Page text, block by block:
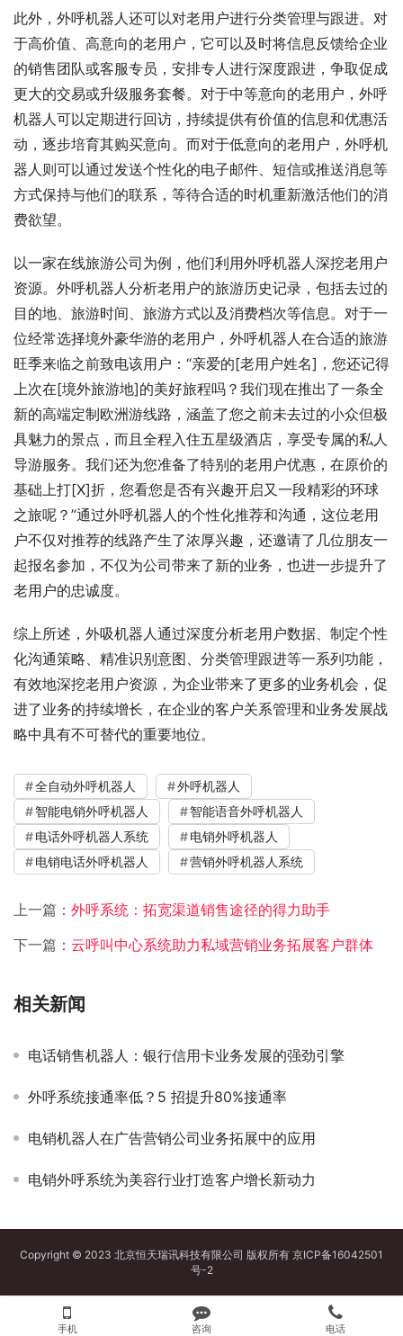
此外，外呼机器人还可以对老用户进行分类管理与跟进。对
于高价值、高意向的老用户，它可以及时将信息反馈给企业
的销售团队或客服专员，安排专人进行深度跟进，争取促成
更大的交易或升级服务套餐。对于中等意向的老用户，外呼
机器人可以定期进行回访，持续提供有价值的信息和优惠活
动，逐步培育其购买意向。而对于低意向的老用户，外呼机
器人则可以通过发送个性化的电子邮件、短信或推送消息等
方式保持与他们的联系，等待合适的时机重新激活他们的消
费欲望。
以一家在线旅游公司为例，他们利用外呼机器人深挖老用户
资源。外呼机器人分析老用户的旅游历史记录，包括去过的
目的地、旅游时间、旅游方式以及消费档次等信息。对于一
位经常选择境外豪华游的老用户，外呼机器人在合适的旅游
旺季来临之前致电该用户：“亲爱的[老用户姓名]，您还记得
上次在[境外旅游地]的美好旅程吗？我们现在推出了一条全
新的高端定制欧洲游线路，涵盖了您之前未去过的小众但极
具魅力的景点，而且全程入住五星级酒店，享受专属的私人
导游服务。我们还为您准备了特别的老用户优惠，在原价的
基础上打[X]折，您看您是否有兴趣开启又一段精彩的环球
之旅呢？”通过外呼机器人的个性化推荐和沟通，这位老用
户不仅对推荐的线路产生了浓厚兴趣，还邀请了几位朋友一
起报名参加，不仅为公司带来了新的业务，也进一步提升了
老用户的忠诚度。
综上所述，外吸机器人通过深度分析老用户数据、制定个性
化沟通策略、精准识别意图、分类管理跟进等一系列功能，
有效地深挖老用户资源，为企业带来了更多的业务机会，促
进了业务的持续增长，在企业的客户关系管理和业务发展战
略中具有不可替代的重要地位。
全自动外呼机器人
外呼机器人
智能电销外呼机器人
智能语音外呼机器人
电话外呼机器人系统
电销外呼机器人
电销电话外呼机器人
营销外呼机器人系统
上一篇： 外呼系统：拓宽渠道销售途径的得力助手
下一篇： 云呼叫中心系统助力私域营销业务拓展客户群体
相关新闻
电话销售机器人：银行信用卡业务发展的强劲引擎
外呼系统接通率低？5 招提升80%接通率
电销机器人在广告营销公司业务拓展中的应用
电销外呼系统为美容行业打造客户增长新动力
Copyright © 2023 北京恒天瑞讯科技有限公司 版权所有 京ICP备16042501
号-2
手机 咨询 电话